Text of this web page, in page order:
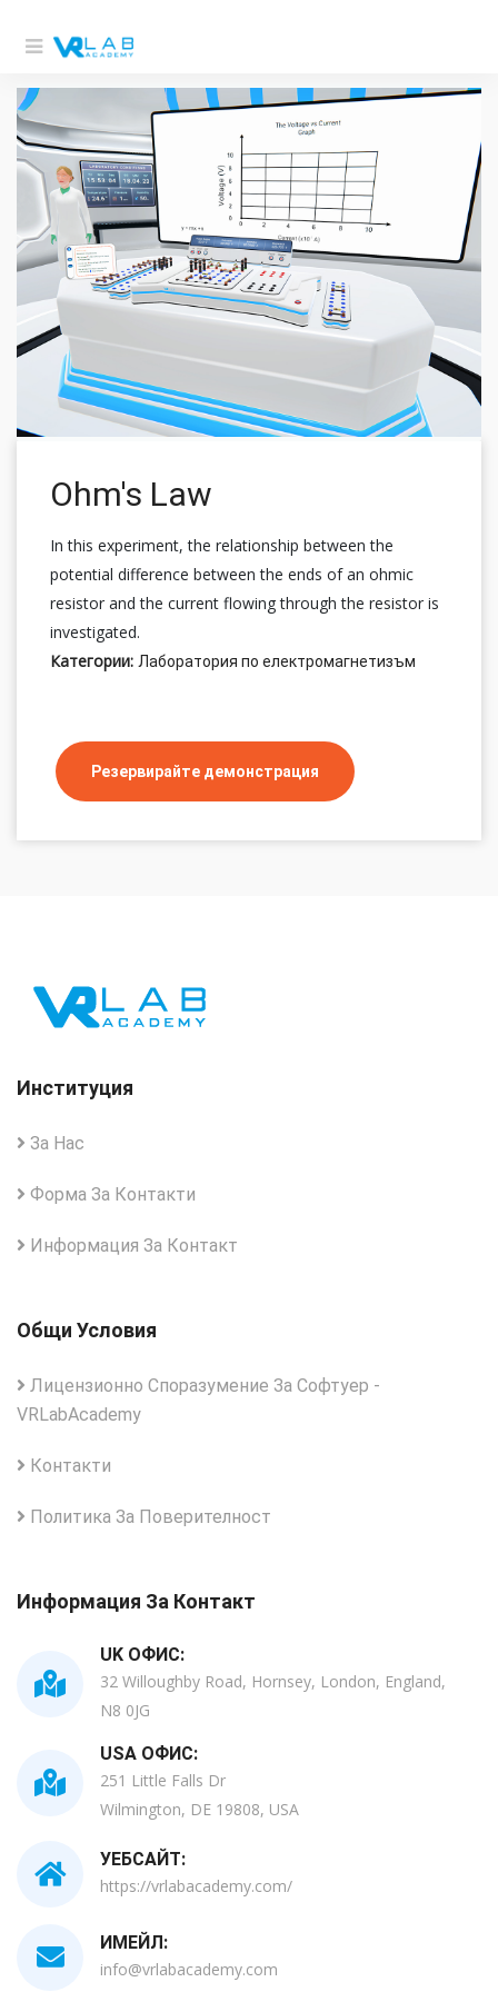
Ohm's Law
In this experiment, the relationship between the
potential difference between the ends of an ohmic
resistor and the current flowing through the resistor is
investigated.
Категории: Лаборатория по електромагнетизъм
Резервирайте демонстрация
Институция
За Нас
Форма За Контакти
Информация За Контакт
Общи Условия
Лицензионно Споразумение За Софтуер -
VRLabAcademy
Контакти
Политика За Поверителност
Информация За Контакт
UK ОФИС:
32 Willoughby Road, Hornsey, London, England,
N8 0JG
USA ОФИС:
251 Little Falls Dr
Wilmington, DE 19808, USA
УЕБСАЙТ:
https://vrlabacademy.com/
ИМЕЙЛ:
info@vrlabacademy.com